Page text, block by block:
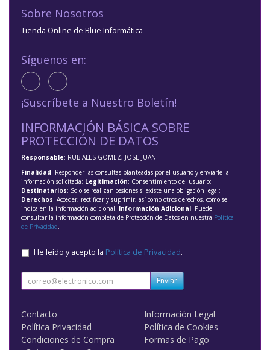
Sobre Nosotros
Tienda Online de Blue Informática
Síguenos en:
¡Suscríbete a Nuestro Boletín!
INFORMACIÓN BÁSICA SOBRE
PROTECCIÓN DE DATOS
Responsable: RUBIALES GOMEZ, JOSE JUAN
Finalidad: Responder las consultas planteadas por el usuario y enviarle la
información solicitada; Legitimación: Consentimiento del usuario;
Destinatarios: Solo se realizan cesiones si existe una obligación legal;
Derechos: Acceder, rectificar y suprimir, así como otros derechos, como se
indica en la información adicional; Información Adicional: Puede
consultar la información completa de Protección de Datos en nuestra Política
de Privacidad.
He leído y acepto la Política de Privacidad.
Enviar
Contacto
Información Legal
Política Privacidad
Política de Cookies
Condiciones de Compra
Formas de Pago